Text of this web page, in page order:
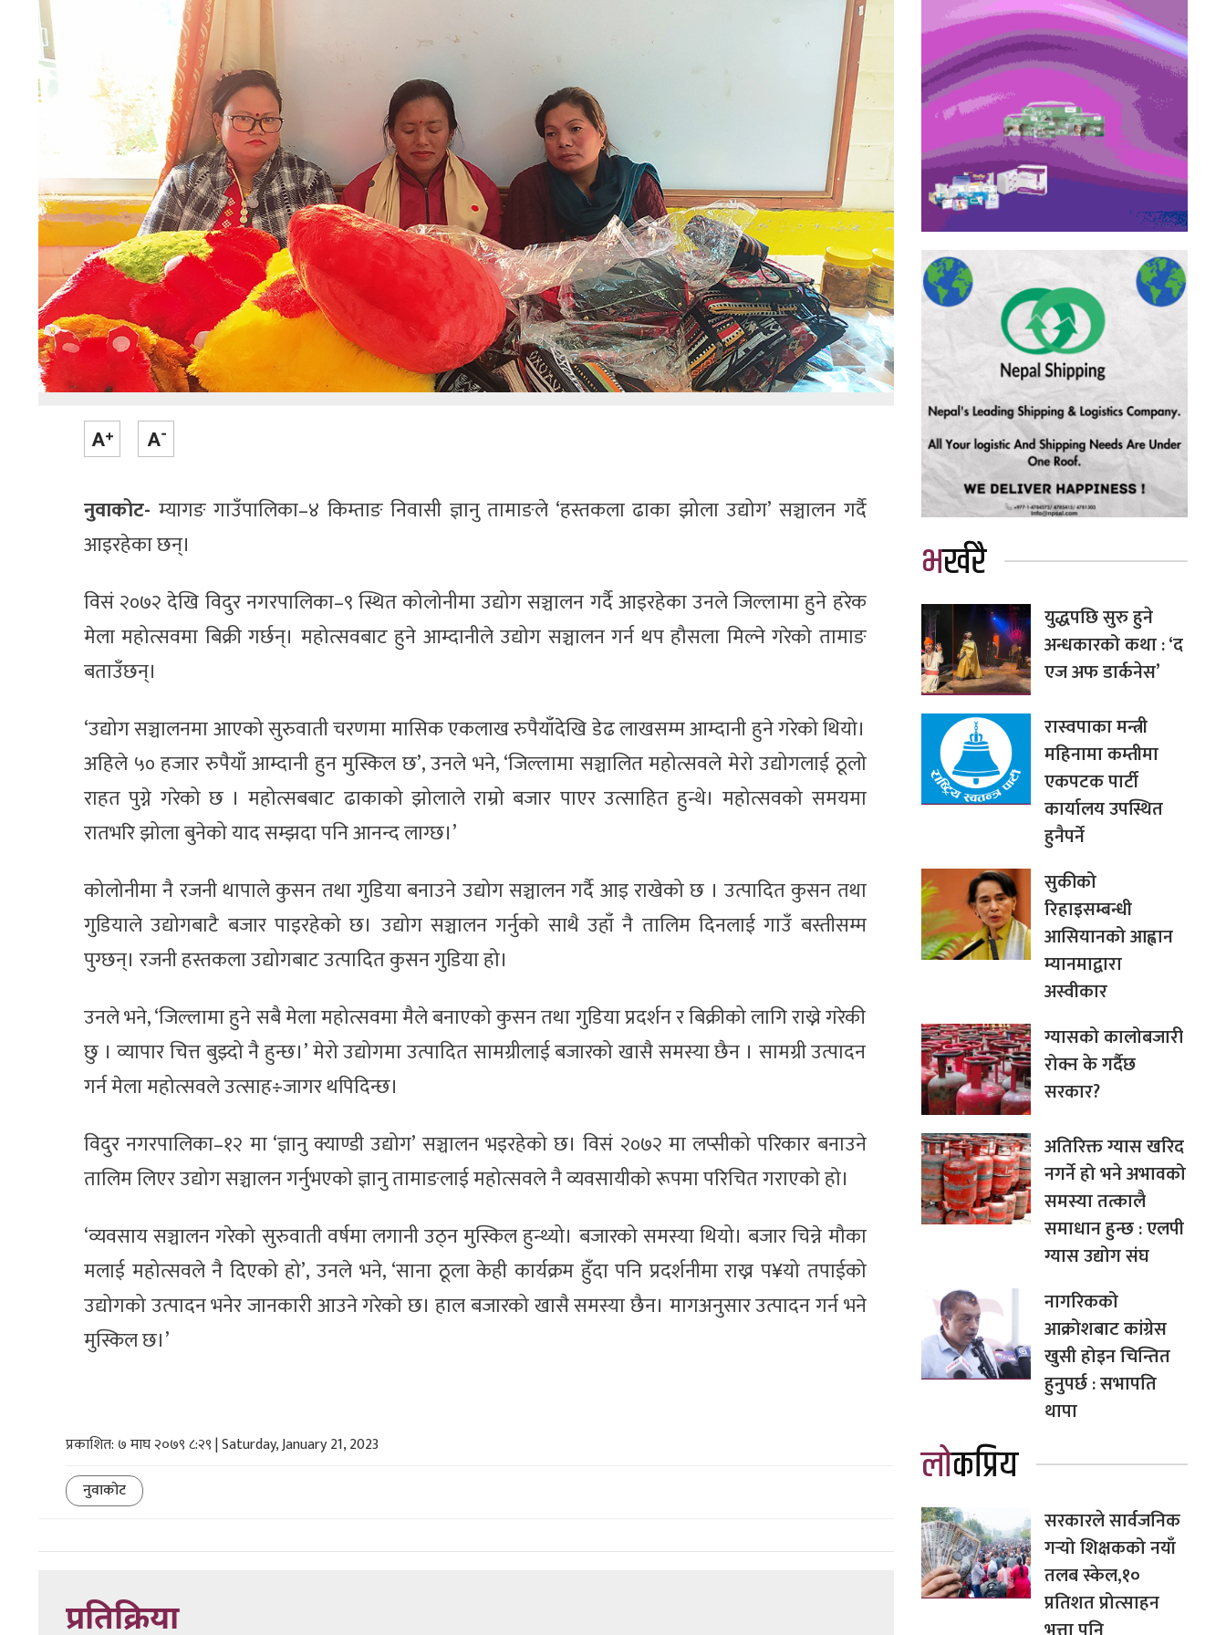
नुवाकोट- म्यागङ गाउँपालिका–४ किम्ताङ निवासी ज्ञानु तामाङले ‘हस्तकला ढाका झोला उद्योग’ सञ्चालन गर्दै
आइरहेका छन्।
विसं २०७२ देखि विदुर नगरपालिका–९ स्थित कोलोनीमा उद्योग सञ्चालन गर्दै आइरहेका उनले जिल्लामा हुने हरेक
मेला महोत्सवमा बिक्री गर्छन्। महोत्सवबाट हुने आम्दानीले उद्योग सञ्चालन गर्न थप हौसला मिल्ने गरेको तामाङ
बताउँछन्।
‘उद्योग सञ्चालनमा आएको सुरुवाती चरणमा मासिक एकलाख रुपैयाँदेखि डेढ लाखसम्म आम्दानी हुने गरेको थियो।
अहिले ५० हजार रुपैयाँ आम्दानी हुन मुस्किल छ’, उनले भने, ‘जिल्लामा सञ्चालित महोत्सवले मेरो उद्योगलाई ठूलो
राहत पुग्ने गरेको छ । महोत्सबबाट ढाकाको झोलाले राम्रो बजार पाएर उत्साहित हुन्थे। महोत्सवको समयमा
रातभरि झोला बुनेको याद सम्झदा पनि आनन्द लाग्छ।’
कोलोनीमा नै रजनी थापाले कुसन तथा गुडिया बनाउने उद्योग सञ्चालन गर्दै आइ राखेको छ । उत्पादित कुसन तथा
गुडियाले उद्योगबाटै बजार पाइरहेको छ। उद्योग सञ्चालन गर्नुको साथै उहाँ नै तालिम दिनलाई गाउँ बस्तीसम्म
पुग्छन्। रजनी हस्तकला उद्योगबाट उत्पादित कुसन गुडिया हो।
उनले भने, ‘जिल्लामा हुने सबै मेला महोत्सवमा मैले बनाएको कुसन तथा गुडिया प्रदर्शन र बिक्रीको लागि राख्ने गरेकी
छु । व्यापार चित्त बुझ्दो नै हुन्छ।’ मेरो उद्योगमा उत्पादित सामग्रीलाई बजारको खासै समस्या छैन । सामग्री उत्पादन
गर्न मेला महोत्सवले उत्साह÷जागर थपिदिन्छ।
विदुर नगरपालिका–१२ मा ‘ज्ञानु क्याण्डी उद्योग’ सञ्चालन भइरहेको छ। विसं २०७२ मा लप्सीको परिकार बनाउने
तालिम लिएर उद्योग सञ्चालन गर्नुभएको ज्ञानु तामाङलाई महोत्सवले नै व्यवसायीको रूपमा परिचित गराएको हो।
‘व्यवसाय सञ्चालन गरेको सुरुवाती वर्षमा लगानी उठ्न मुस्किल हुन्थ्यो। बजारको समस्या थियो। बजार चिन्ने मौका
मलाई महोत्सवले नै दिएको हो’, उनले भने, ‘साना ठूला केही कार्यक्रम हुँदा पनि प्रदर्शनीमा राख्न प¥यो तपाईको
उद्योगको उत्पादन भनेर जानकारी आउने गरेको छ। हाल बजारको खासै समस्या छैन। मागअनुसार उत्पादन गर्न भने
मुस्किल छ।’
प्रकाशित: ७ माघ २०७९ ८:२९ | Saturday, January 21, 2023
नुवाकोट
प्रतिक्रिया
भर्खरै
युद्धपछि सुरु हुने
अन्धकारको कथा : ‘द
एज अफ डार्कनेस’
रास्वपाका मन्त्री
महिनामा कम्तीमा
एकपटक पार्टी
कार्यालय उपस्थित
हुनैपर्ने
सुकीको
रिहाइसम्बन्धी
आसियानको आह्वान
म्यानमाद्वारा
अस्वीकार
ग्यासको कालोबजारी
रोक्न के गर्दैछ
सरकार?
अतिरिक्त ग्यास खरिद
नगर्ने हो भने अभावको
समस्या तत्कालै
समाधान हुन्छ : एलपी
ग्यास उद्योग संघ
नागरिकको
आक्रोशबाट कांग्रेस
खुसी होइन चिन्तित
हुनुपर्छ : सभापति
थापा
लोकप्रिय
सरकारले सार्वजनिक
गर्‍यो शिक्षकको नयाँ
तलब स्केल,१०
प्रतिशत प्रोत्साहन